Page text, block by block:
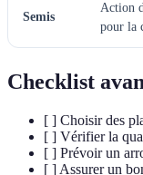
Semis
Action
pour la
Checklist
[ ] Choisir des
[ ] Vérifier la
[ ] Prévoir un
[ ] Assurer un